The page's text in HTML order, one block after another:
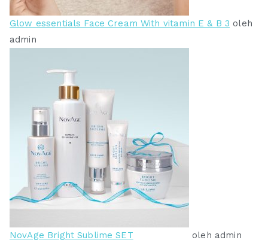
Glow essentials Face Cream With vitamin E & B 3 oleh
admin
NovAge Bright Sublime SET oleh admin